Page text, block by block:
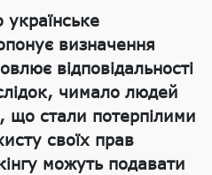
українське
визначення
відповідальності
чимало людей
що стали потерпілими
своїх прав
можуть подавати